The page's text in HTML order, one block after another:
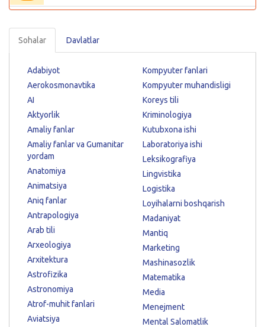
Sohalar Davlatlar
Adabiyot
Aerokosmonavtika
AI
Aktyorlik
Amaliy fanlar
Amaliy fanlar va Gumanitar
yordam
Anatomiya
Animatsiya
Aniq fanlar
Antrapologiya
Arab tili
Arxeologiya
Arxitektura
Astrofizika
Astronomiya
Atrof-muhit fanlari
Aviatsiya
Kompyuter fanlari
Kompyuter muhandisligi
Koreys tili
Kriminologiya
Kutubxona ishi
Laboratoriya ishi
Leksikografiya
Lingvistika
Logistika
Loyihalarni boshqarish
Madaniyat
Mantiq
Marketing
Mashinasozlik
Matematika
Media
Menejment
Mental Salomatlik